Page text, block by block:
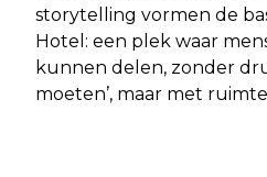
storytelling vormen de
Hotel: een plek waar
kunnen delen, zonder
moeten’, maar met